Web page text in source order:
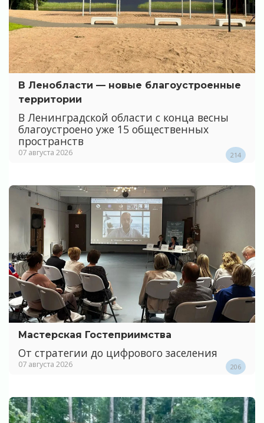
В Ленобласти — новые благоустроенные
территории
В Ленинградской области с конца весны
благоустроено уже 15 общественных
пространств
07 августа 2026 214
Мастерская Гостеприимства
От стратегии до цифрового заселения
07 августа 2026 206